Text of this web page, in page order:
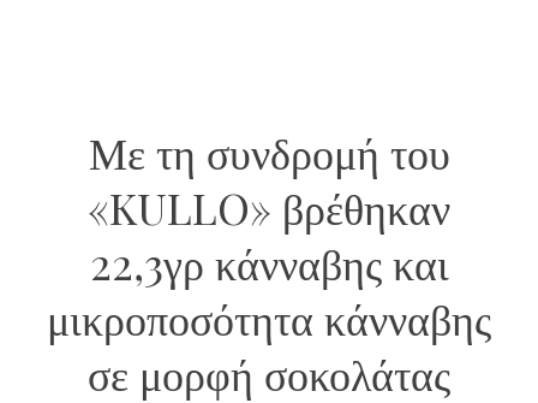
Με τη συνδρομή του
«KULLO» βρέθηκαν
22,3γρ κάνναβης και
μικροποσότητα κάνναβης
σε μορφή σοκολάτας